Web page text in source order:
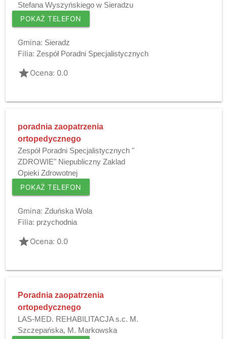
Stefana Wyszyńskiego w Sieradzu
POKAŻ TELEFON
Gmina: Sieradz
Filia: Zespół Poradni Specjalistycznych
gradeOcena: 0.0
poradnia zaopatrzenia
ortopedycznego
Zespół Poradni Specjalistycznych "
ZDROWIE" Niepubliczny Zaklad
Opieki Zdrowotnej
POKAŻ TELEFON
Gmina: Zduńska Wola
Filia: przychodnia
gradeOcena: 0.0
Poradnia zaopatrzenia
ortopedycznego
LAS-MED. REHABILITACJA s.c. M.
Szczepańska, M. Markowska